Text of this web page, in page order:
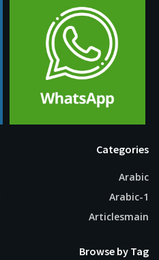
Categories
Arabic
Arabic-1
Articlesmain
Browse by Tag